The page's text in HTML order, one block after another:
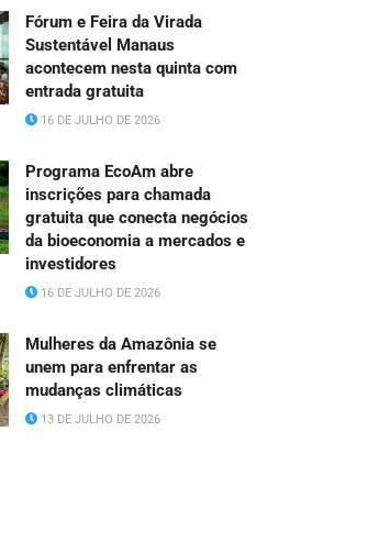
Fórum e Feira da Virada
Sustentável Manaus
acontecem nesta quinta com
entrada gratuita
16 DE JULHO DE 2026
Programa EcoAm abre
inscrições para chamada
gratuita que conecta negócios
da bioeconomia a mercados e
investidores
16 DE JULHO DE 2026
Mulheres da Amazônia se
unem para enfrentar as
mudanças climáticas
13 DE JULHO DE 2026